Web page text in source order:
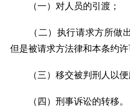
（一）对人员的引渡；
（二）执行请求方所做出
但是被请求方法律和本条约许
（三）移交被判刑人以便
（四）刑事诉讼的转移。